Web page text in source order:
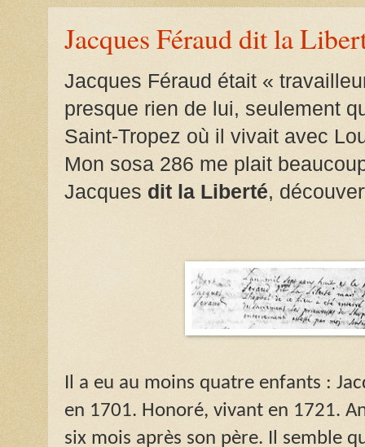
Jacques Féraud dit la
Jacques Féraud était «
presque rien de lui, seulement
Saint-Tropez où il vivait avec
Mon sosa 286 me plait
Jacques dit la Liberté,
Il a eu au moins quatre enfants :
en 1701. Honoré, vivant en 1721.
six mois après son père. Il semble